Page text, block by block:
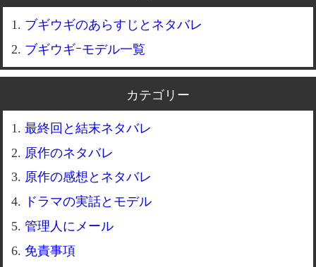
ブギウギのあらすじとネタバレ
ブギウギｰモデル一覧
カテゴリー
最終回と結末ネタバレ
原作のネタバレ
原作の感想とネタバレ
ドラマの実話とモデル
管理人にメール
免責事項